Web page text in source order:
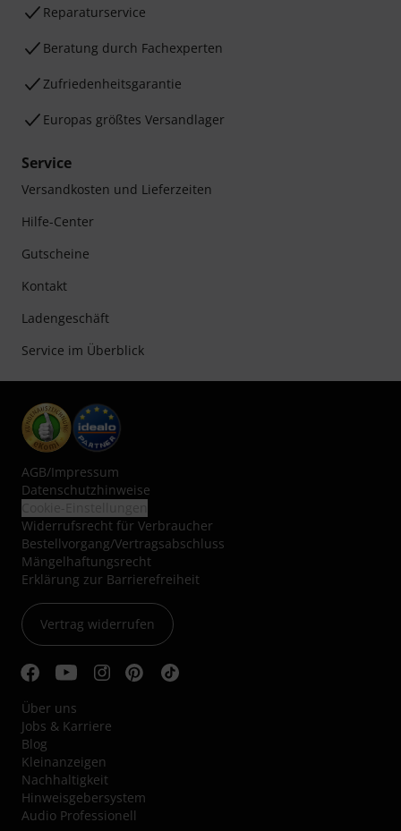
Reparaturservice
Beratung durch Fachexperten
Zufriedenheitsgarantie
Europas größtes Versandlager
Service
Versandkosten und Lieferzeiten
Hilfe-Center
Gutscheine
Kontakt
Ladengeschäft
Service im Überblick
AGB/Impressum
Datenschutzhinweise
Widerrufsrecht für Verbraucher
Bestellvorgang/Vertragsabschluss
Mängelhaftungsrecht
Erklärung zur Barrierefreiheit
Vertrag widerrufen
Über uns
Jobs & Karriere
Blog
Kleinanzeigen
Nachhaltigkeit
Hinweisgebersystem
Audio Professionell